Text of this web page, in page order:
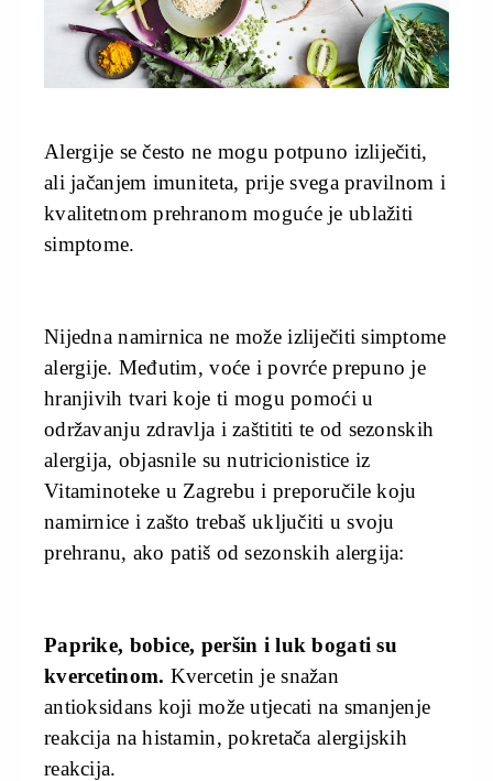
Alergije se često ne mogu potpuno izliječiti,
ali jačanjem imuniteta, prije svega pravilnom i
kvalitetnom prehranom moguće je ublažiti
simptome.
Nijedna namirnica ne može izliječiti simptome
alergije. Međutim, voće i povrće prepuno je
hranjivih tvari koje ti mogu pomoći u
održavanju zdravlja i zaštititi te od sezonskih
alergija, objasnile su nutricionistice iz
Vitaminoteke u Zagrebu i preporučile koju
namirnice i zašto trebaš uključiti u svoju
prehranu, ako patiš od sezonskih alergija:
Paprike, bobice, peršin i luk bogati su
kvercetinom. Kvercetin je snažan
antioksidans koji može utjecati na smanjenje
reakcija na histamin, pokretača alergijskih
reakcija.